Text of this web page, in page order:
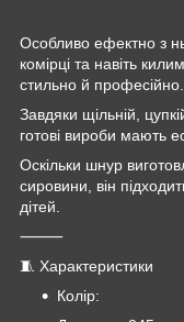
Особливо ефектно з
комірці та навіть
стильно й професійно.
Завдяки щільній,
готові вироби мають
Оскільки шнур
сировини, він
дітей.
⸻
🧵 Характеристики
Колір: